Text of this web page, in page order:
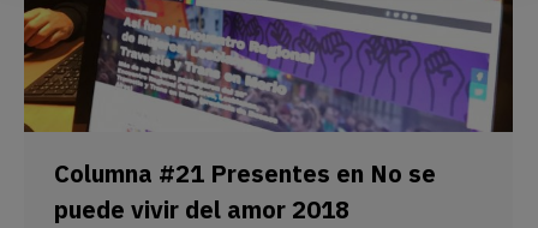
Columna #21 Presentes en No se
puede vivir del amor 2018